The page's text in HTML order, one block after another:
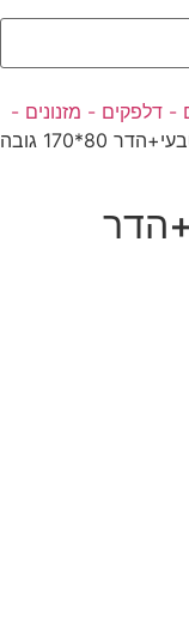
- דלפקים - מזנונים -
/ מזנון במבוק טופ טבעי+הדר 80*170 גובה